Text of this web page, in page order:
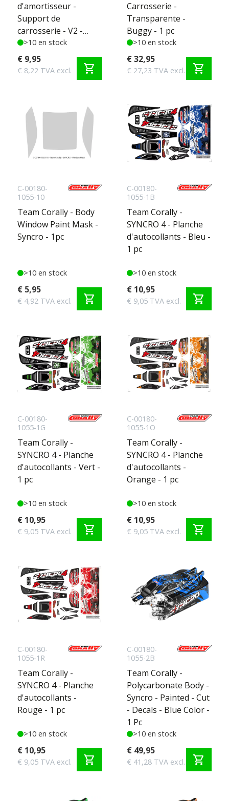
d'amortisseur -
Support de
carrosserie - V2 -
Arrière - Composite -
2 pièces
>10 en stock
€ 9,95
€ 8,22 TVA excl. shopping_cart
Carrosserie -
Transparente -
Buggy - 1 pc
>10 en stock
€ 32,95
€ 27,23 TVA excl. shopping_cart
C-00180-
1055-10
Team Corally - Body
Window Paint Mask -
Syncro - 1pc
>10 en stock
€ 5,95
€ 4,92 TVA excl. shopping_cart
C-00180-
1055-1B
Team Corally -
SYNCRO 4 - Planche
d'autocollants - Bleu -
1 pc
>10 en stock
€ 10,95
€ 9,05 TVA excl. shopping_cart
C-00180-
1055-1G
Team Corally -
SYNCRO 4 - Planche
d'autocollants - Vert -
1 pc
>10 en stock
€ 10,95
€ 9,05 TVA excl. shopping_cart
C-00180-
1055-1O
Team Corally -
SYNCRO 4 - Planche
d'autocollants -
Orange - 1 pc
>10 en stock
€ 10,95
€ 9,05 TVA excl. shopping_cart
C-00180-
1055-1R
Team Corally -
SYNCRO 4 - Planche
d'autocollants -
Rouge - 1 pc
>10 en stock
€ 10,95
€ 9,05 TVA excl. shopping_cart
C-00180-
1055-2B
Team Corally -
Polycarbonate Body -
Syncro - Painted - Cut
- Decals - Blue Color -
1 Pc
>10 en stock
€ 49,95
€ 41,28 TVA excl. shopping_cart